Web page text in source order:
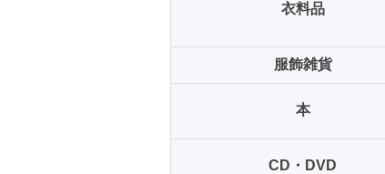
衣料品
服飾雑貨
本
CD・DVD